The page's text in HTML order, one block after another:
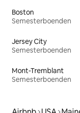
Boston
Semesterboenden
Jersey City
Semesterboenden
Mont-Tremblant
Semesterboenden